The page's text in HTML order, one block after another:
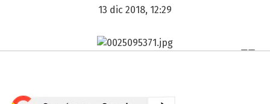
13 dic 2018, 12:29